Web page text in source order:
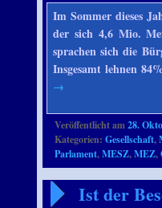
Im Sommer dieses
der sich 4,6 Mio.
sprachen sich die
Insgesamt lehnen
→
Veröffentlicht am28.
Kategorien:Gesellschaft,
Parlament,MESZ,MEZ,
Ist der